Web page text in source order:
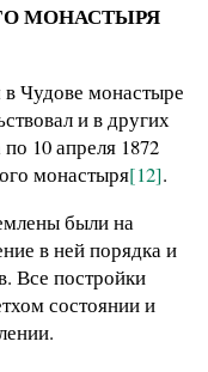
МОНАСТЫРЯ
Чудове монастыре
и в других
10 апреля 1872
монастыря[12].
были на
в ней порядка и
Все постройки
состоянии и